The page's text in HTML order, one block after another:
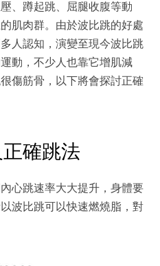
、蹲起跳、屈腿收腹等動
肌肉群。由於波比跳的好處
人認知，演變至現今波比跳
動，不少人也靠它增肌減
傷筋骨，以下將會探討正確
確跳法
心跳速率大大提升，身體要
波比跳可以快速燃燒脂，對